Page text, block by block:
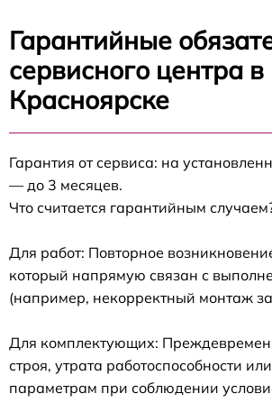
Гарантийные
сервисного центра в
Красноярске
Гарантия от сервиса: на
— до 3 месяцев.
Что считается гарантийным
Для работ: Повторное
который напрямую связан с
(например, некорректный монтаж
Для комплектующих:
строя, утрата работоспособности
параметрам при соблюдении